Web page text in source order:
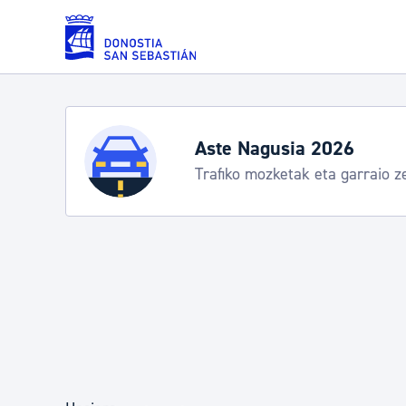
Eduki nagusira joan
Zerbitzuak
Errolda eta gai pertsonalak
Hondartza denboraldia
Informazio praktikoa